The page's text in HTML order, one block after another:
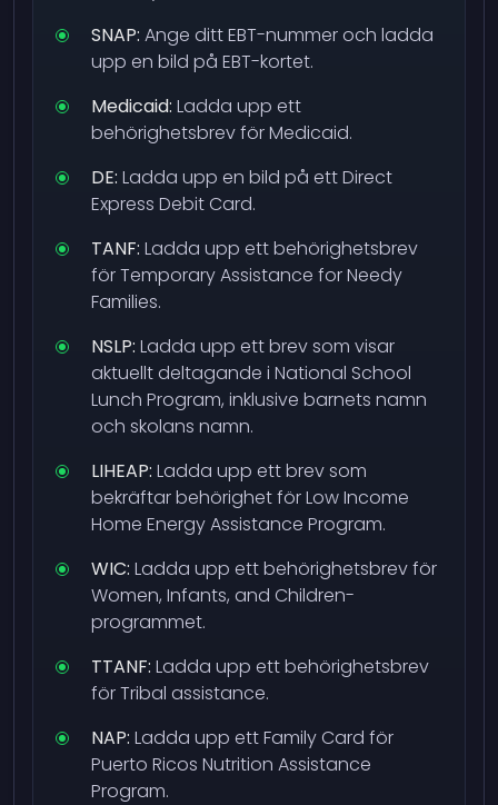
SNAP: Ange ditt EBT-nummer och ladda
upp en bild på EBT-kortet.
Medicaid: Ladda upp ett
behörighetsbrev för Medicaid.
DE: Ladda upp en bild på ett Direct
Express Debit Card.
TANF: Ladda upp ett behörighetsbrev
för Temporary Assistance for Needy
Families.
NSLP: Ladda upp ett brev som visar
aktuellt deltagande i National School
Lunch Program, inklusive barnets namn
och skolans namn.
LIHEAP: Ladda upp ett brev som
bekräftar behörighet för Low Income
Home Energy Assistance Program.
WIC: Ladda upp ett behörighetsbrev för
Women, Infants, and Children-
programmet.
TTANF: Ladda upp ett behörighetsbrev
för Tribal assistance.
NAP: Ladda upp ett Family Card för
Puerto Ricos Nutrition Assistance
Program.